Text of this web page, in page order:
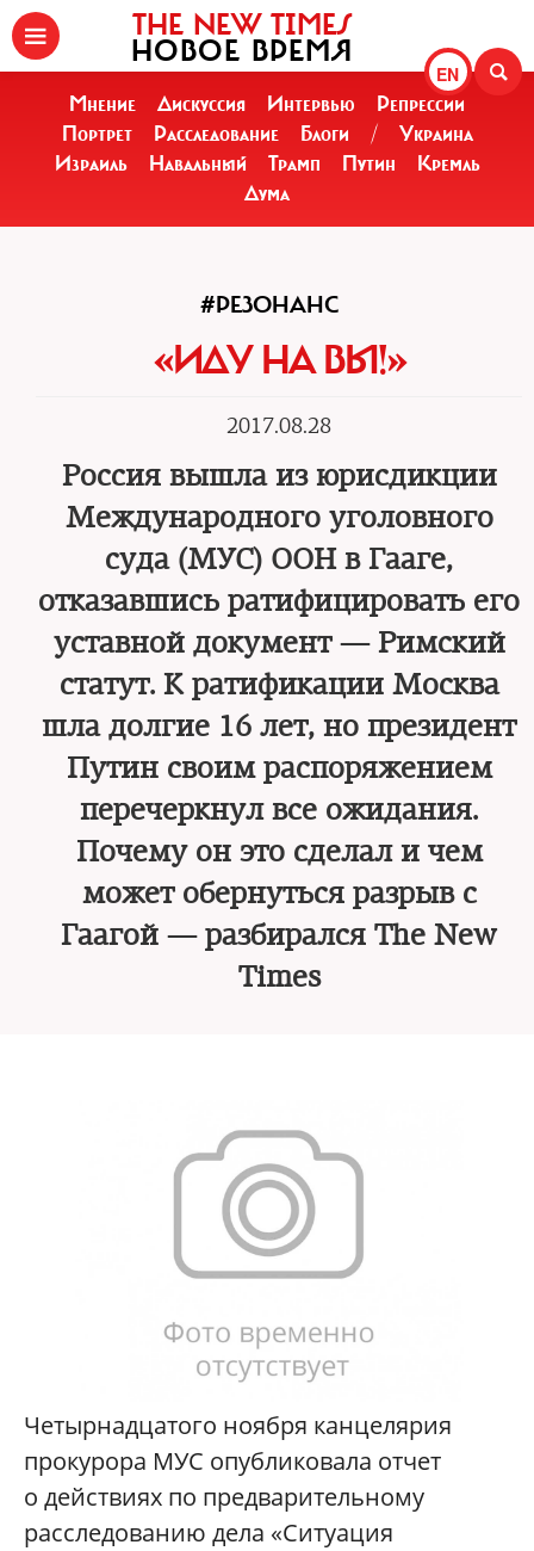
EN
THE NEW TIMES
НОВОЕ ВРЕМЯ
Мнение Дискуссия Интервью
Репрессии
Портрет
Расследование Блоги /
Украина
Израиль
Навальный Трамп Путин
Кремль
Дума
#РЕЗОНАНС
«ИДУ НА ВЫ!»
2017.08.28
Россия вышла из юрисдикции
Международного уголовного
суда (МУС) ООН в Гааге,
отказавшись ратифицировать его
уставной документ — Римский
статут. К ратификации Москва
шла долгие 16 лет, но президент
Путин своим распоряжением
перечеркнул все ожидания.
Почему он это сделал и чем
может обернуться разрыв с
Гаагой — разбирался The New
Timеs
Четырнадцатого ноября канцелярия
прокурора МУС опубликовала отчет
о действиях по предварительному
расследованию дела «Ситуация